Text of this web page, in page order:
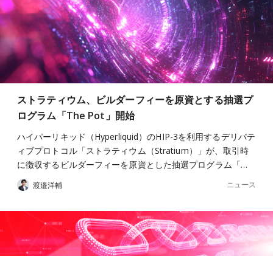
ストラティウム、ビルダーフィーを原資とする抽選プ
ログラム「The Pot」開始
ハイパーリキッド（Hyperliquid）のHIP-3を利用するデリバテ
ィブプロトコル「ストラティウム（Stratium）」が、取引時
に徴収するビルダーフィーを原資とした抽選プログラム「…
渡邉洋輔 ニュース